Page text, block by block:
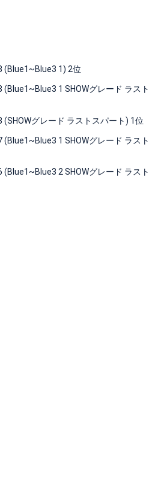
(Blue1~Blue3 1) 2位
1 SHOWグレード ラスト
グレード ラストスパート) 1位
1 SHOWグレード ラスト
2 SHOWグレード ラスト